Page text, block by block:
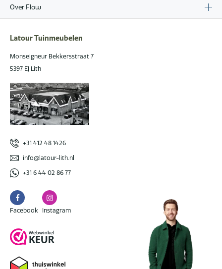
Over Flow
Latour Tuinmeubelen
Monseigneur Bekkersstraat 7
5397 EJ Lith
+31 412 48 1426
info@latour-lith.nl
+31 6 44 02 86 77
Facebook
Facebook
Instagram
Instagram